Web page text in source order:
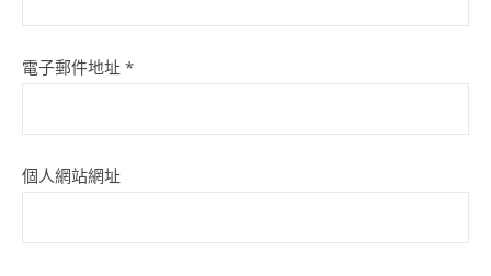
電子郵件地址 *
個人網站網址